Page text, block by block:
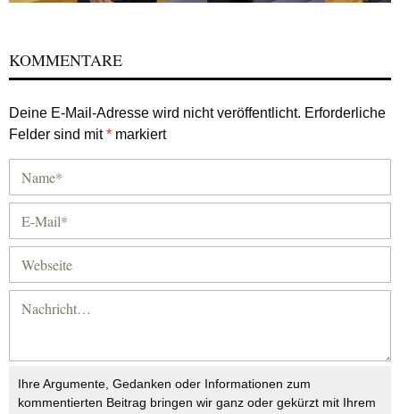
KOMMENTARE
Deine E-Mail-Adresse wird nicht veröffentlicht. Erforderliche
Felder sind mit* markiert
Ihre Argumente, Gedanken oder Informationen zum
kommentierten Beitrag bringen wir ganz oder gekürzt mit Ihrem